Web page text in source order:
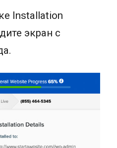
Installation
экран с